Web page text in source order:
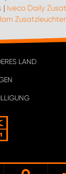
| Iveco Daily
LAND